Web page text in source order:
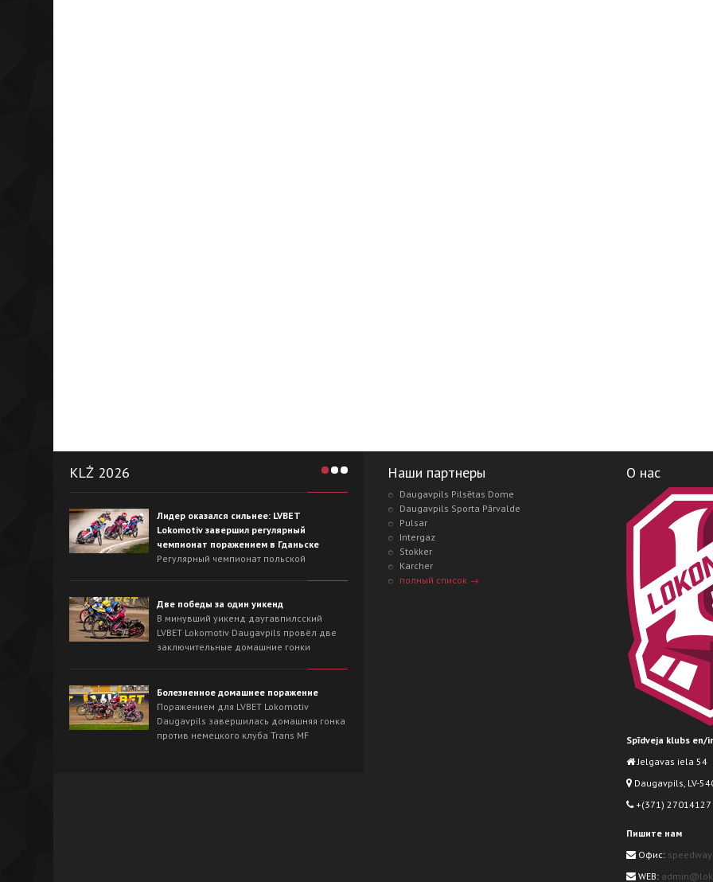
KLŻ 2026
Лидер оказался сильнее: LVBET
Lokomotiv завершил регулярный
чемпионат поражением в Гданьске
Регулярный чемпионат польской
против лидера сезона - Wybrzeże Gdańsk.
На треке в Гданьске хозяева с первых
заездов захватили инициативу и
одержали победу со счётом 54:36.
Две победы за один уикенд
В минувший уикенд даугавпилсский
LVBET Lokomotiv Daugavpils провёл две
заключительные домашние гонки
домашнем треке наша команда сначала
в невероятно напряжённой борьбе
вырвала победу у OK Kolejarz Opole -
46:44, а на следующий день уверенно
Болезненное домашнее поражение
Поражением для LVBET Lokomotiv
Daugavpils завершилась домашняя гонка
против немецкого клуба Trans MF
Наши партнеры
Daugavpils Pilsētas Dome
Daugavpils Sporta Pārvalde
Pulsar
Intergaz
Stokker
Karcher
полный список →
О нас
Spīdveja klubs
Jelgavas iela 54
Daugavpils, LV-
+(371) 27014127
Пишите нам
Офис:
WEB: